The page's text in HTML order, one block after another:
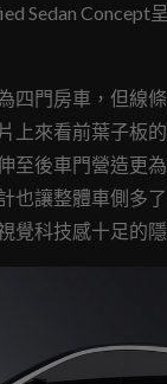
Sedan Concept
四門房車，但線
上來看前葉子板
至後車門營造更
也讓整體車側多
覺科技感十足的